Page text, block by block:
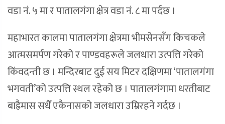
वडा नं. ५ मा र पातालगंगा क्षेत्र वडा नं. ८ मा पर्दछ ।
महाभारत कालमा पातालगंगा क्षेत्रमा भीमसेनसँग किचकले
आत्मसमर्पण गरेको र पाण्डवहरूले जलधारा उत्पत्ति गरेको
किंवदन्ती छ । मन्दिरबाट दुई सय मिटर दक्षिणमा ‘पातालगंगा
भगवती’को उत्पत्ति स्थल रहेको छ । पातालगंगामा धरतीबाट
बाह्रैमास सधैँ एकैनासको जलधारा उम्रिरहने गर्दछ ।